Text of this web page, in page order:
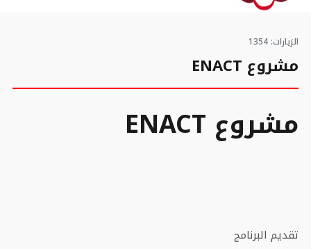
الزيارات: 1354
مشروع ENACT
مشروع ENACT
تقديم البرنامج